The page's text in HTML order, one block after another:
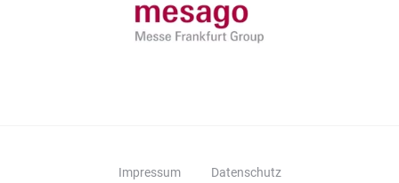
Impressum Datenschutz